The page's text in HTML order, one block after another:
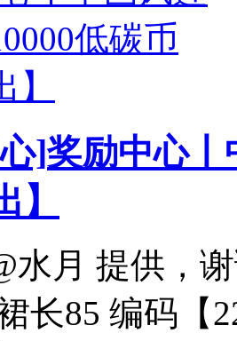
]奖励中心丨
】
水月 提供，
长85 编码【